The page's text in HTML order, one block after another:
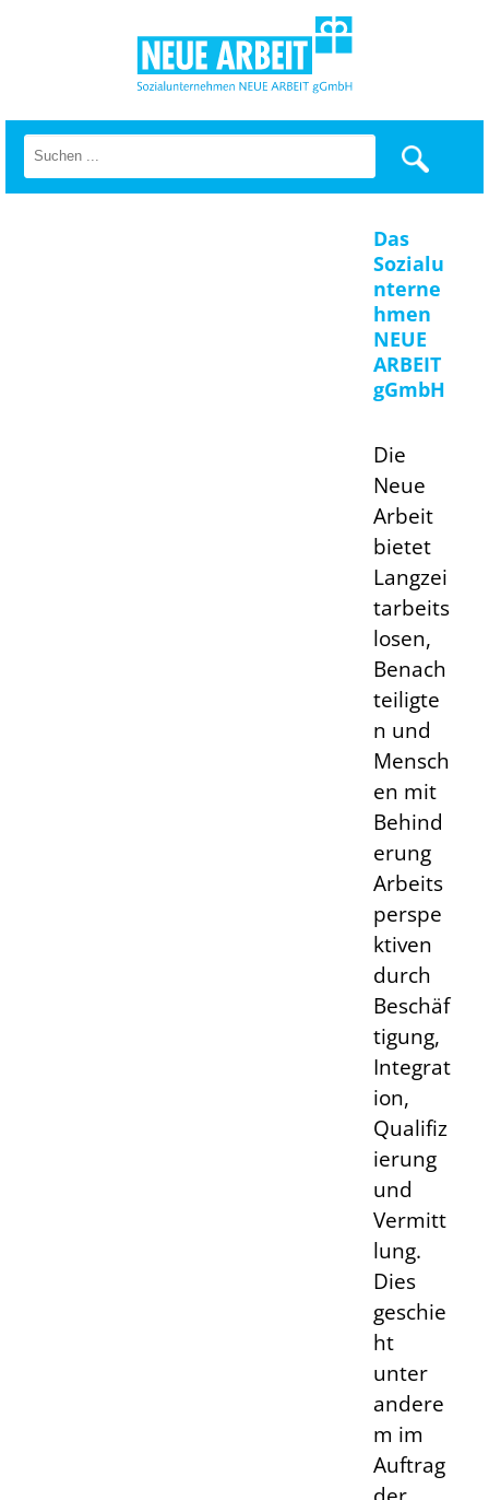
Das
Sozialu
nterne
hmen
NEUE
ARBEIT
gGmbH
Die
Neue
Arbeit
bietet
Langzei
tarbeits
losen,
Benach
teiligte
n und
Mensch
en mit
Behind
erung
Arbeits
perspe
ktiven
durch
Beschäf
tigung,
Integrat
ion,
Qualifiz
ierung
und
Vermitt
lung.
Dies
geschie
ht
unter
andere
m im
Auftrag